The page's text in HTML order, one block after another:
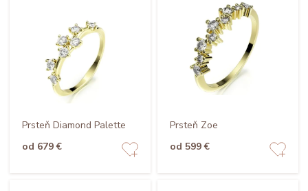
Prsteň Diamond Palette
od 679 €
Prsteň Zoe
od 599 €